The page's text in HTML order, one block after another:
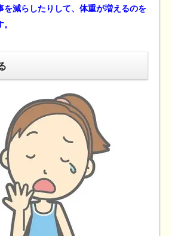
を減らしたりして、体重が増えるのを